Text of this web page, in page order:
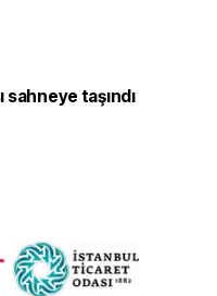
sahneye taşındı